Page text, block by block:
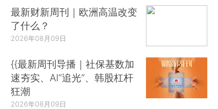
最新财新周刊｜欧洲高温改变
了什么？
2026年08月09日
{{最新周刊导播｜社保基数加
速夯实、AI“追光”、韩股杠杆
狂潮
2026年08月09日